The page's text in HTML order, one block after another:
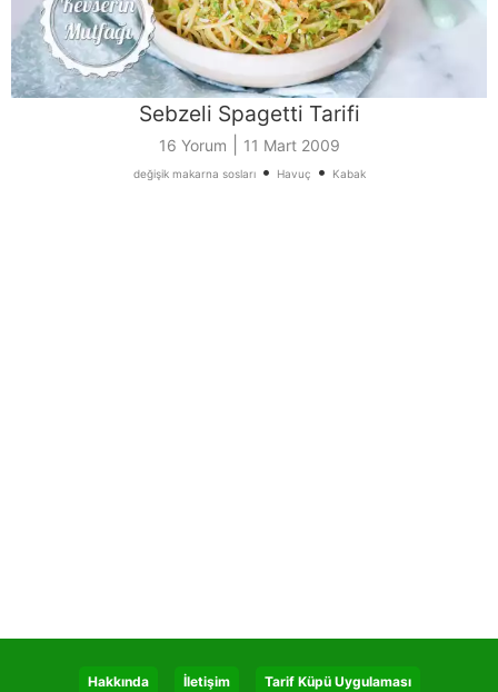
Sebzeli Spagetti Tarifi
16 Yorum 11 Mart 2009
değişik makarna sosları• Havuç • Kabak
Hakkında İletişim Tarif Küpü Uygulaması